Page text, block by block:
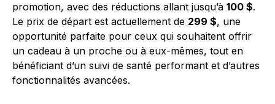
promotion, avec des réductions allant jusqu’à 100 $.
Le prix de départ est actuellement de 299 $, une
opportunité parfaite pour ceux qui souhaitent offrir
un cadeau à un proche ou à eux-mêmes, tout en
bénéficiant d’un suivi de santé performant et d’autres
fonctionnalités avancées.